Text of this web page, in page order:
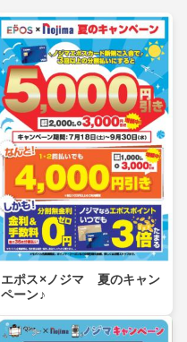
エポス×ノジマ 夏のキャン
ペーン♪